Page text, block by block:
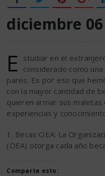
diciembre 06
E studiar en el
considerado como
pares. Es por eso que
con la mayor cantidad de
quieren armar sus maletas
experiencias y
1. Becas OEA: La
(OEA) otorga cada año
Comparte esto: